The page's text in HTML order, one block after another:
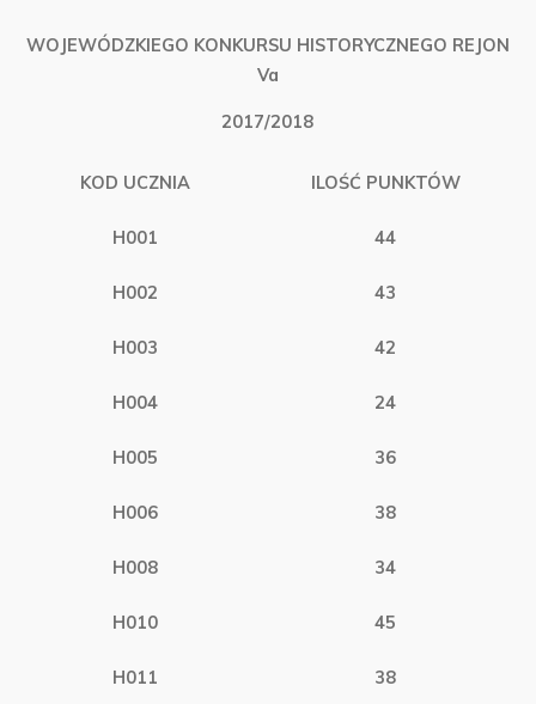
WOJEWÓDZKIEGO KONKURSU HISTORYCZNEGO REJON
Va
2017/2018
KOD UCZNIA ILOŚĆ PUNKTÓW
H001 44
H002 43
H003 42
H004 24
H005 36
H006 38
H008 34
H010 45
H011 38